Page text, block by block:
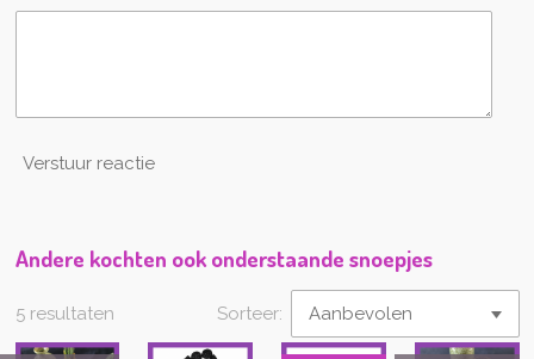
Verstuur reactie
Andere kochten ook onderstaande snoepjes
5 resultaten Sorteer: